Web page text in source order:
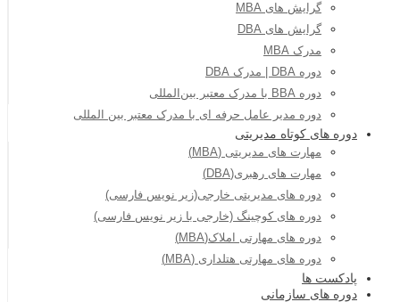
گرایش های MBA
گرایش های DBA
مدرک MBA
دوره DBA | مدرک DBA
دوره BBA با مدرک معتبر بین‌المللی
دوره مدیر عامل حرفه ای با مدرک معتبر بین المللی
دوره های کوتاه مدیریتی
مهارت های مدیریتی (MBA)
مهارت های رهبری(DBA)
دوره های مدیریتی خارجی(زیر نویس فارسی)
دوره های کوچینگ (خارجی با زیر نویس فارسی)
دوره های مهارتی املاک(MBA)
دوره های مهارتی هتلداری (MBA)
پادکست ها
دوره های سازمانی